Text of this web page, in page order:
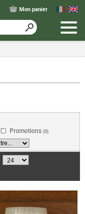
Mon panier
Promotions (0)